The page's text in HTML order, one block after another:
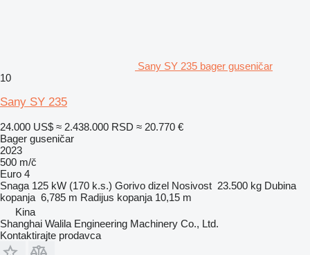
Sany SY 235 bager guseničar
10
Sany SY 235
24.000 US$ ≈ 2.438.000 RSD ≈ 20.770 €
Bager guseničar
2023
500 m/č
Euro 4
Snaga 125 kW (170 k.s.) Gorivo dizel Nosivost 23.500 kg Dubina
kopanja 6,785 m Radijus kopanja 10,15 m
Kina
Shanghai Walila Engineering Machinery Co., Ltd.
Kontaktirajte prodavca